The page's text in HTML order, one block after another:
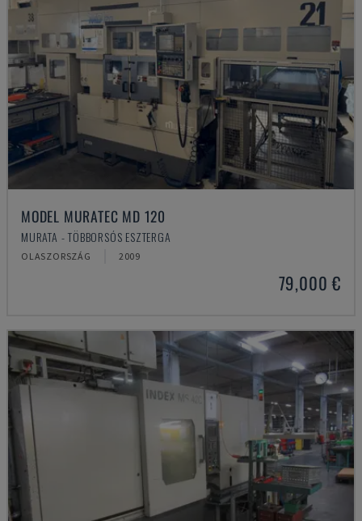
MODEL MURATEC MD 120
MURATA - TÖBBORSÓS ESZTERGA
OLASZORSZÁG 2009
79,000 €